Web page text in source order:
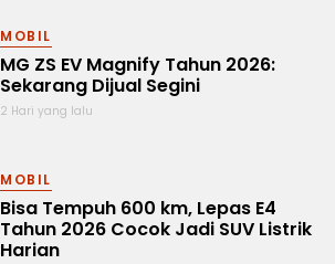
MOBIL
MG ZS EV Magnify Tahun 2026:
Sekarang Dijual Segini
2 Hari yang lalu
MOBIL
Bisa Tempuh 600 km, Lepas E4
Tahun 2026 Cocok Jadi SUV Listrik
Harian